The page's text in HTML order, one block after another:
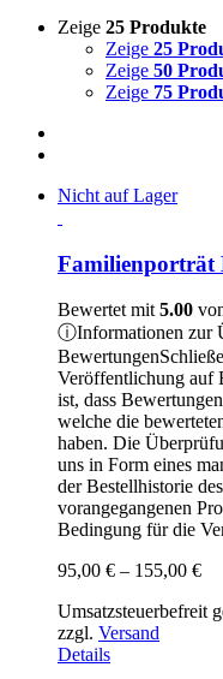
Zeige 25 Produkte
Zeige 25
Zeige 50
Zeige 75
Nicht auf Lager
Familienporträt
Bewertet mit5.00
ⓘInformationen zur
Bewertungen
Veröffentlichung auf
ist, dass
welche die
haben. Die
uns in Form eines
der Bestellhistorie
vorangegangenen
Bedingung für die
95,00 € – 155,00 €
bis
Umsatzsteuerbefreit
zzgl. Versand
Details